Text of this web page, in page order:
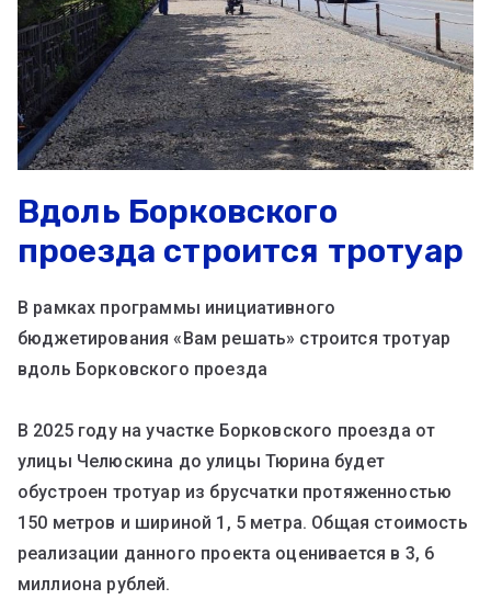
Вдоль Борковского
проезда строится тротуар
В рамках программы инициативного
бюджетирования «Вам решать» строится тротуар
вдоль Борковского проезда
В 2025 году на участке Борковского проезда от
улицы Челюскина до улицы Тюрина будет
обустроен тротуар из брусчатки протяженностью
150 метров и шириной 1, 5 метра. Общая стоимость
реализации данного проекта оценивается в 3, 6
миллиона рублей.